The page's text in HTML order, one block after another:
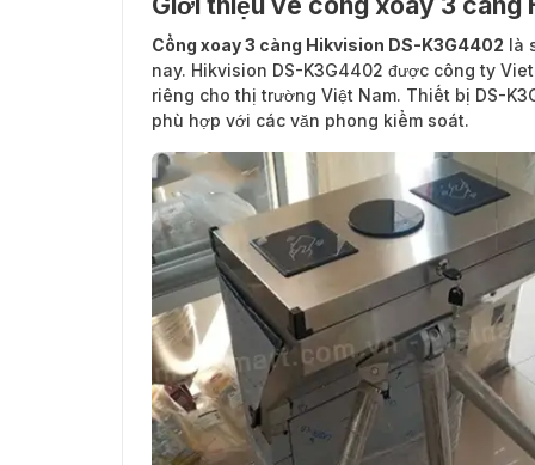
Cổng xoay 3 càng Hikvision DS-K3G4402 là
nay. Hikvision DS-K3G4402 được công ty
riêng cho thị trường Việt Nam. Thiết bị DS-
phù hợp với các văn phong kiểm soát.